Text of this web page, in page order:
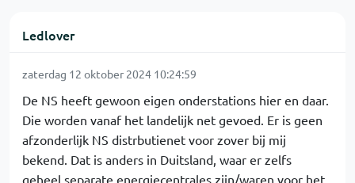
Ledlover
zaterdag 12 oktober 2024 10:24:59
De NS heeft gewoon eigen onderstations hier en daar.
Die worden vanaf het landelijk net gevoed. Er is geen
afzonderlijk NS distrbutienet voor zover bij mij
bekend. Dat is anders in Duitsland, waar er zelfs
geheel separate energiecentrales zijn/waren voor het